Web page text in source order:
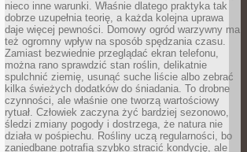
nieco inne warunki. Właśnie dlatego praktyka tak
dobrze uzupełnia teorię, a każda kolejna uprawa
daje więcej pewności. Domowy ogród warzywny ma
też ogromny wpływ na sposób spędzania czasu.
Zamiast bezwiednie przeglądać ekran telefonu,
można rano sprawdzić stan roślin, delikatnie
spulchnić ziemię, usunąć suche liście albo zebrać
kilka świeżych dodatków do śniadania. To drobne
czynności, ale właśnie one tworzą wartościowy
rytuał. Człowiek zaczyna żyć bardziej sezonowo,
śledzi zmiany pogody i dostrzega, że natura nie
działa w pośpiechu. Rośliny uczą regularności, bo
zaniedbane potrafią szybko stracić kondycję, ale